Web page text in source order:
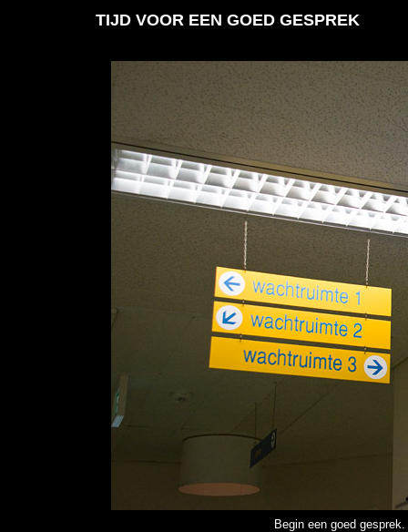
TIJD VOOR EEN GOED GESPREK
Begin een goed